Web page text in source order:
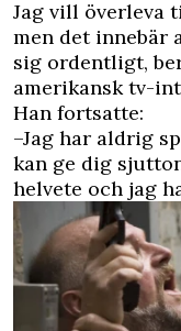
Jag vill överleva
men det innebär
sig ordentligt,
amerikansk tv-
Han fortsatte:
–Jag har aldrig
kan ge dig
helvete och jag